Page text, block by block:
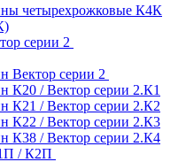
четырехрожковые К4К
серии 2
Вектор серии 2
К20 / Вектор серии 2.К1
К21 / Вектор серии 2.К2
К22 / Вектор серии 2.К3
К38 / Вектор серии 2.К4
/ К2П